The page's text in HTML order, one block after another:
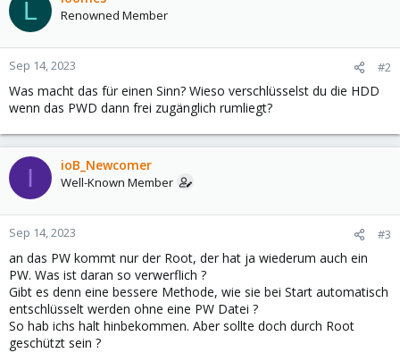
L Renowned Member
Sep 14, 2023 #2
Was macht das für einen Sinn? Wieso verschlüsselst du die HDD
wenn das PWD dann frei zugänglich rumliegt?
I ioB_Newcomer
Well-Known Member
Sep 14, 2023 #3
an das PW kommt nur der Root, der hat ja wiederum auch ein
PW. Was ist daran so verwerflich ?
Gibt es denn eine bessere Methode, wie sie bei Start automatisch
entschlüsselt werden ohne eine PW Datei ?
So hab ichs halt hinbekommen. Aber sollte doch durch Root
geschützt sein ?